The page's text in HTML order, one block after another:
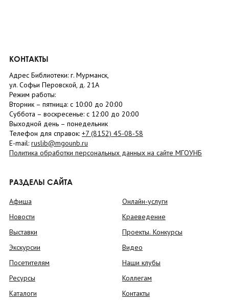
КОНТАКТЫ
Адрес Библиотеки: г. Мурманск,
ул. Софьи Перовской, д. 21А
Режим работы:
Вторник – пятница: с 10:00 до 20:00
Суббота – воскресенье: c 12:00 до 20:00
Выходной день – понедельник
Телефон для справок: +7 (8152) 45-08-58
E-mail: ruslib@mgounb.ru
Политика обработки персональных данных на сайте МГОУНБ
РАЗДЕЛЫ САЙТА
Афиша
Новости
Выставки
Экскурсии
Посетителям
Ресурсы
Каталоги
Онлайн-услуги
Краеведение
Проекты. Конкурсы
Видео
Наши клубы
Коллегам
Контакты